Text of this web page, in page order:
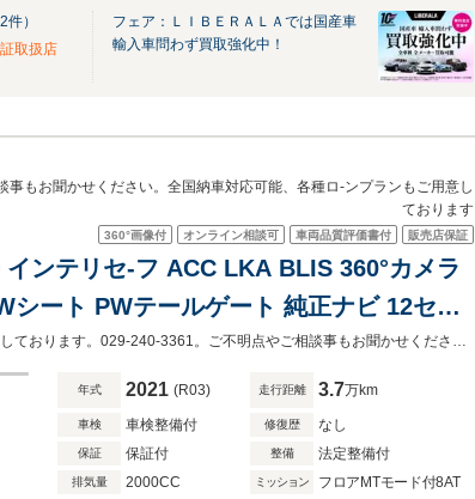
件）
取扱店
フェア：ＬＩＢＥＲＡＬＡでは国産車
輸入車問わず買取強化中！
事もお聞かせください。全国納車対応可能、各種ロ-ンプランもご用意し
ております
360°画像付 オンライン相談可 車両品質評価書付 販売店保証
ンテリセ-フ ACC LKA BLIS 360°カメラ
シート PWテールゲート 純正ナビ 12セグ
ヘッドライト オ-トハイビ-ム 前後ドラ
お車の車両状態（装備内容）は店舗までお電話お待ちしております。029-240-3361。ご不明点やご相談事もお聞かせください。全国納車対応可能、各種ロ-ンプランもご用意しております。
年式 2021 (R03) 走行距離 3.7万km
車検 車検整備付 修復歴 なし
保証 保証付 整備 法定整備付
排気量 2000CC ミッション フロアMTモード付8AT